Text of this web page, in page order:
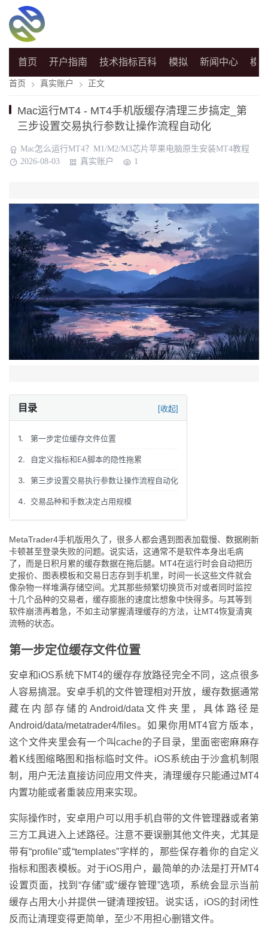
首页 开户指南 技术指标百科 模拟 新闻中心 模
首页 真实账户 正文
Mac运行MT4 - MT4手机版缓存清理三步搞定_第
三步设置交易执行参数让操作流程自动化
Mac怎么运行MT4？M1/M2/M3芯片苹果电脑原生安装MT4教程
2026-08-03
真实账户 1
目录 [收起]
1. 第一步定位缓存文件位置
2. 自定义指标和EA脚本的隐性拖累
3. 第三步设置交易执行参数让操作流程自动化
4. 交易品种和手数决定占用规模
MetaTrader4手机版用久了，很多人都会遇到图表加载慢、数据刷新
卡顿甚至登录失败的问题。说实话，这通常不是软件本身出毛病
了，而是日积月累的缓存数据在拖后腿。MT4在运行时会自动把历
史报价、图表模板和交易日志存到手机里，时间一长这些文件就会
像杂物一样堆满存储空间。尤其那些频繁切换货币对或者同时监控
十几个品种的交易者，缓存膨胀的速度比想象中快得多。与其等到
软件崩溃再着急，不如主动掌握清理缓存的方法，让MT4恢复清爽
流畅的状态。
第一步定位缓存文件位置
安卓和iOS系统下MT4的缓存存放路径完全不同，这点很多
人容易搞混。安卓手机的文件管理相对开放，缓存数据通常
藏在内部存储的Android/data文件夹里，具体路径是
Android/data/metatrader4/files。如果你用MT4官方版本，
这个文件夹里会有一个叫cache的子目录，里面密密麻麻存
着K线图缩略图和指标临时文件。iOS系统由于沙盒机制限
制，用户无法直接访问应用文件夹，清理缓存只能通过MT4
内置功能或者重装应用来实现。
实际操作时，安卓用户可以用手机自带的文件管理器或者第
三方工具进入上述路径。注意不要误删其他文件夹，尤其是
带有“profile”或“templates”字样的，那些保存着你的自定义
指标和图表模板。对于iOS用户，最简单的办法是打开MT4
设置页面，找到“存储”或“缓存管理”选项，系统会显示当前
缓存占用大小并提供一键清理按钮。说实话，iOS的封闭性
反而让清理变得更简单，至少不用担心删错文件。